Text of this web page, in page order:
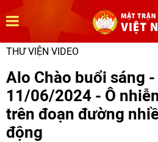
THƯ VIỆN VIDEO
Alo Chào buổi sáng
11/06/2024 - Ô
trên đoạn đường
động